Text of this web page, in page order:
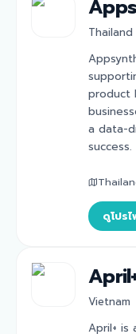
Thailand
product
a data-
success.
ดูโปร
Vietnam
April+ is